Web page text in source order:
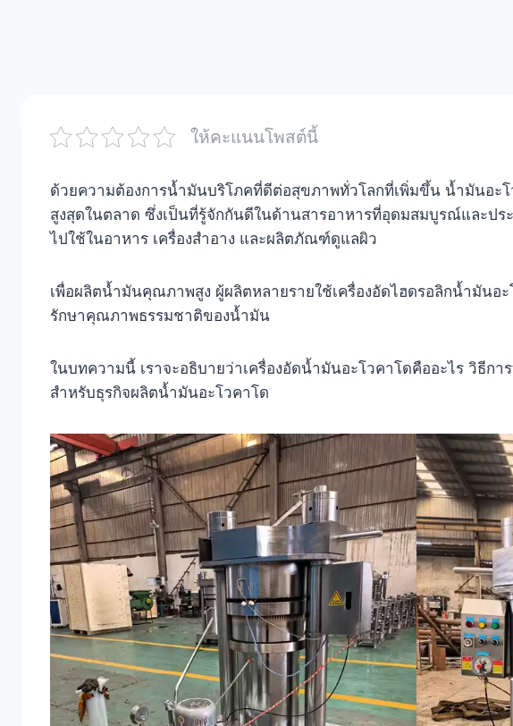
ให้คะแนนโพสต์นี้
ด้วยความต้องการน้ำมันบริโภคที่ดีต่อสุขภาพทั่วโลกที่เพิ่มขึ้น น้ำมันอะ
สูงสุดในตลาด ซึ่งเป็นที่รู้จักกันดีในด้านสารอาหารที่อุดมสมบูรณ์และป
ไปใช้ในอาหาร เครื่องสำอาง และผลิตภัณฑ์ดูแลผิว
เพื่อผลิตน้ำมันคุณภาพสูง ผู้ผลิตหลายรายใช้เครื่องอัดไฮดรอลิกน้ำมันอ
รักษาคุณภาพธรรมชาติของน้ำมัน
ในบทความนี้ เราจะอธิบายว่าเครื่องอัดน้ำมันอะโวคาโดคืออะไร วิธีกา
สำหรับธุรกิจผลิตน้ำมันอะโวคาโด